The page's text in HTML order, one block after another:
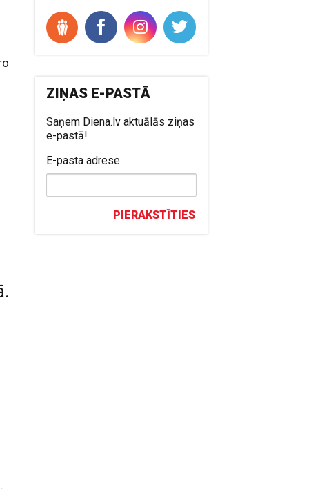
ZIŅAS E-PASTĀ
Saņem Diena.lv aktuālās ziņas
e-pastā!
E-pasta adrese
PIERAKSTĪTIES